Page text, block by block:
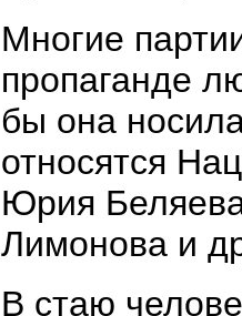
Многие
пропаганде
бы она
относятся
Юрия
Лимонова и
В стаю